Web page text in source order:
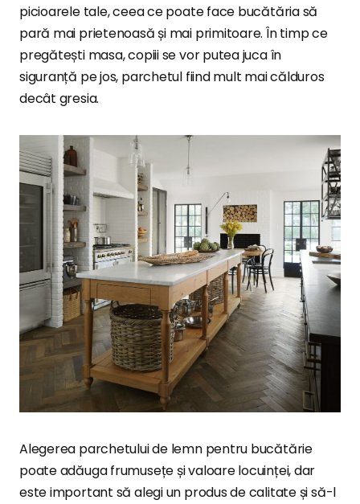
picioarele tale, ceea ce poate face bucătăria să
pară mai prietenoasă și mai primitoare. În timp ce
pregătești masa, copiii se vor putea juca în
siguranță pe jos, parchetul fiind mult mai călduros
decât gresia.
Alegerea parchetului de lemn pentru bucătărie
poate adăuga frumusețe și valoare locuinței, dar
este important să alegi un produs de calitate și să-l